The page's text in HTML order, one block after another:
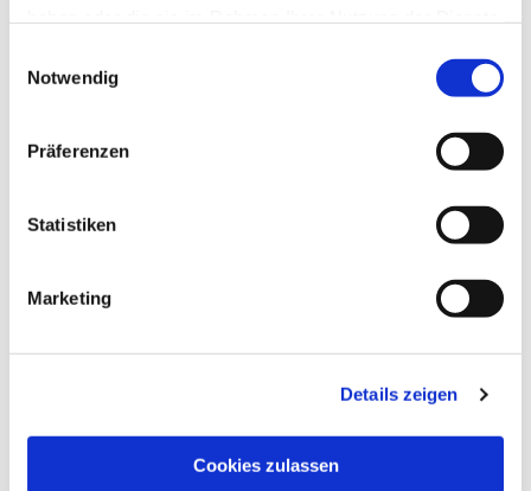
Notwendig
Präferenzen
Statistiken
Marketing
Details zeigen
Cookies zulassen
Dies könnte Sie auch